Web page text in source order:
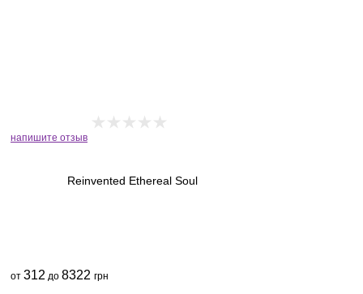
напишите отзыв
Reinvented Ethereal Soul
от 312 до 8322 грн